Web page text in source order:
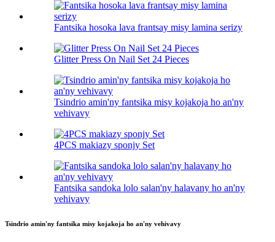
Fantsika hosoka lava frantsay misy lamina serizy
Glitter Press On Nail Set 24 Pieces
Tsindrio amin'ny fantsika misy kojakoja ho an'ny
vehivavy
4PCS makiazy sponjy Set
Fantsika sandoka lolo salan'ny halavany ho an'ny
vehivavy
Tsindrio amin'ny fantsika misy kojakoja ho an'ny vehivavy